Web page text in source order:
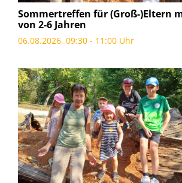
Sommertreffen für (Groß-)Eltern
von 2-6 Jahren
06.08.2026, 09:30 - 11:00 Uhr